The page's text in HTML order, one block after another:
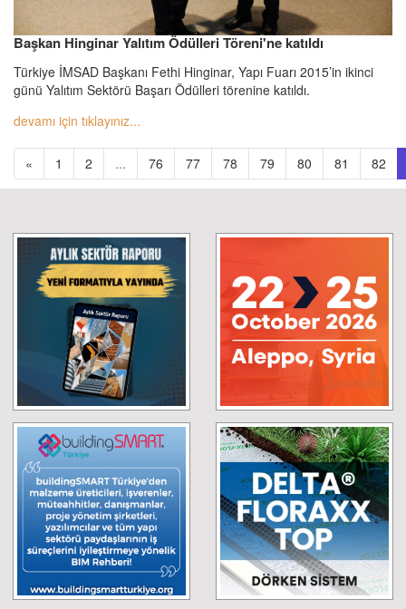
Başkan Hinginar Yalıtım Ödülleri Töreni'ne katıldı
Türkiye İMSAD Başkanı Fethi Hinginar, Yapı Fuarı 2015’in ikinci
günü Yalıtım Sektörü Başarı Ödülleri törenine katıldı.
devamı için tıklayınız...
« 1 2 ... 76 77 78 79 80 81 82